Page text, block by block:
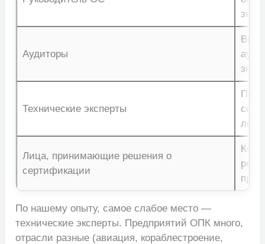
Аудиторы
Технические эксперты
лет
Лица, принимающие решения о
сертификации
По нашему опыту, самое слабое место —
технические эксперты. Предприятий ОПК много,
отрасли разные (авиация, кораблестроение,